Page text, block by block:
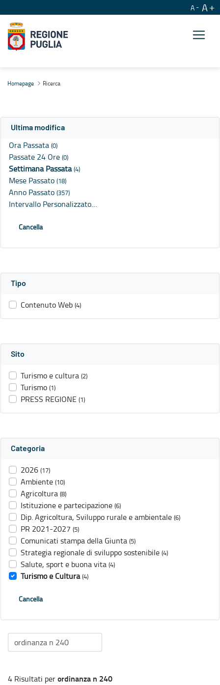
A A
Homepage Ricerca
Ultima modifica
Ora Passata (0)
Passate 24 Ore (0)
Settimana Passata(4)
Mese Passato (18)
Anno Passato (357)
Intervallo Personalizzato…
Cancella
Tipo
Contenuto Web (4)
Sito
Turismo e cultura (2)
Turismo (1)
PRESS REGIONE (1)
Categoria
2026 (17)
Ambiente (10)
Agricoltura (8)
Istituzione e partecipazione (6)
Dip. Agricoltura, Sviluppo rurale e ambientale (6)
PR 2021-2027 (5)
Comunicati stampa della Giunta (5)
Strategia regionale di sviluppo sostenibile (4)
Salute, sport e buona vita (4)
Turismo e Cultura (4)
Cancella
4 Risultati perordinanza n 240